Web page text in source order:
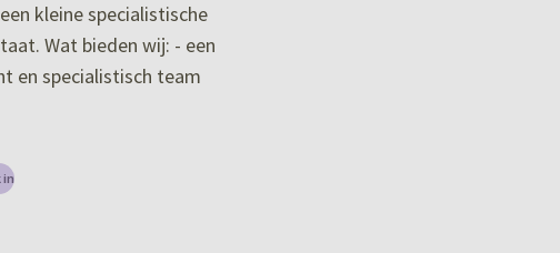
kleine specialistische
Wat bieden wij: - een
Amsterdam